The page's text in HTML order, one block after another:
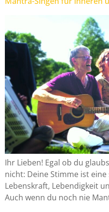
Ihr Lieben! Egal ob du
nicht: Deine Stimme ist
Lebenskraft, Lebendigkeit
Auch wenn du noch nie